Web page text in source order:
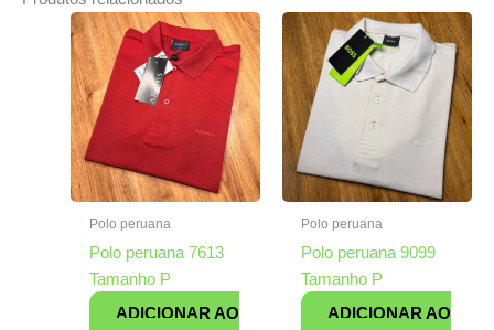
Polo peruana
Polo peruana 7613
Tamanho P
ADICIONAR AO
Polo peruana
Polo peruana 9099
Tamanho P
ADICIONAR AO